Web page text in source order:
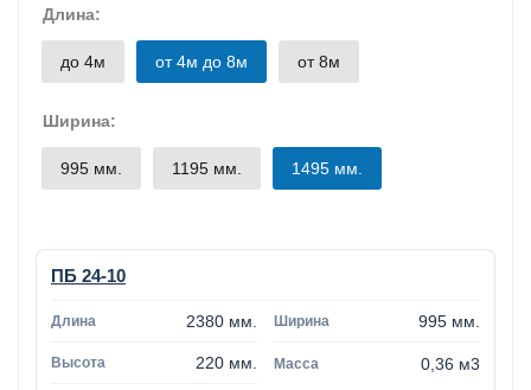
Длина:
до 4м от 4м до 8м от 8м
Ширина:
995 мм. 1195 мм. 1495 мм.
ПБ 24-10
2380 мм. 995 мм.
220 мм. 0,36 м3